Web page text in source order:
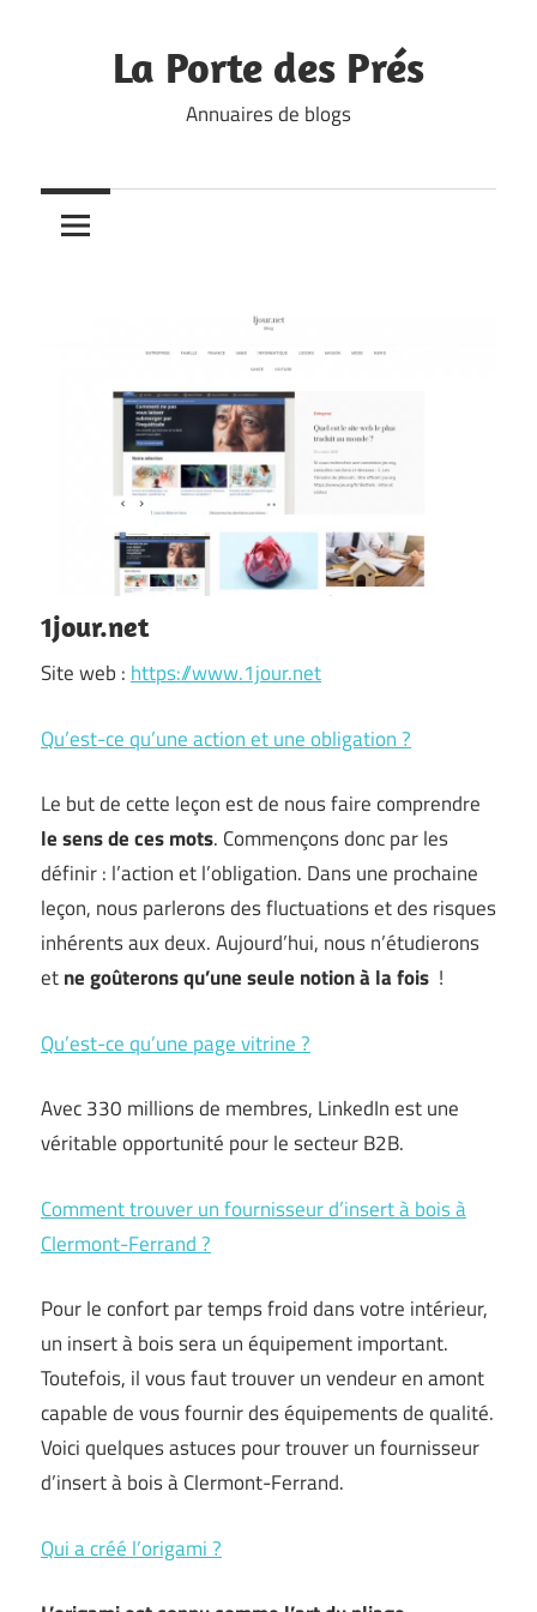
La Porte des Prés
Annuaires de blogs
1jour.net
Site web : https://www.1jour.net
Qu’est-ce qu’une action et une obligation ?
Le but de cette leçon est de nous faire comprendre
le sens de ces mots. Commençons donc par les
définir : l’action et l’obligation. Dans une prochaine
leçon, nous parlerons des fluctuations et des risques
inhérents aux deux. Aujourd’hui, nous n’étudierons
etne goûterons qu’une seule notion à la fois !
Qu’est-ce qu’une page vitrine ?
Avec 330 millions de membres, LinkedIn est une
véritable opportunité pour le secteur B2B.
Comment trouver un fournisseur d’insert à bois à
Clermont-Ferrand ?
Pour le confort par temps froid dans votre intérieur,
un insert à bois sera un équipement important.
Toutefois, il vous faut trouver un vendeur en amont
capable de vous fournir des équipements de qualité.
Voici quelques astuces pour trouver un fournisseur
d’insert à bois à Clermont-Ferrand.
Qui a créé l’origami ?